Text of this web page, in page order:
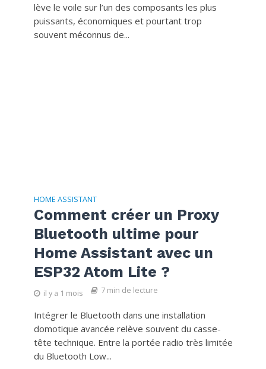
lève le voile sur l’un des composants les plus
puissants, économiques et pourtant trop
souvent méconnus de...
HOME ASSISTANT
Comment créer un Proxy
Bluetooth ultime pour
Home Assistant avec un
ESP32 Atom Lite ?
il y a 1 mois 7 min de lecture
Intégrer le Bluetooth dans une installation
domotique avancée relève souvent du casse-
tête technique. Entre la portée radio très limitée
du Bluetooth Low...